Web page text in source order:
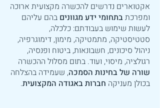
אקטוארים נדרשים להכשרה מקצועית ארוכה
ומפרכתבתחומי ידע מגוונים בהם עליהם
לעשות שימוש בעבודתם: כלכלה,
סטטיסטיקה, מתמטיקה, מימון, דימוגרפיה,
ניהול סיכונים, חשבונאות, ביטוח ופנסיה,
רגולציה, מיסוי, ועוד. בתום מסלול ההכשרה
שורה של בחינות הסמכה, שעמידה בהצלחה
בכולן מעניקה חברות באגודה המקצועית.